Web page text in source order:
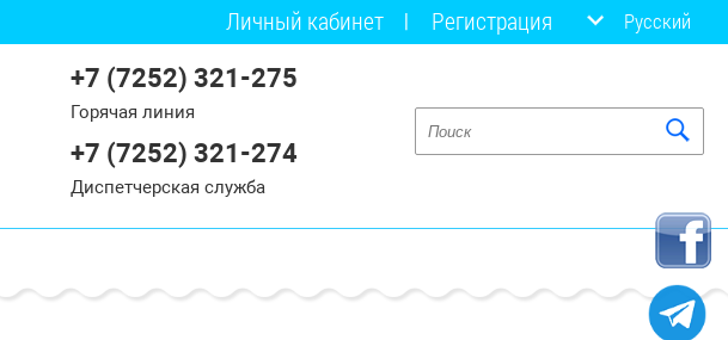
Личный кабинет Регистрация Русский
+7 (7252) 321-275
Горячая линия
+7 (7252) 321-274
Диспетчерская служба